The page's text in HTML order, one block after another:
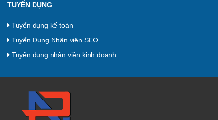
TUYỂN DỤNG
Tuyển dụng kế toán
Tuyển Dụng Nhân viên SEO
Tuyển dụng nhân viên kinh doanh